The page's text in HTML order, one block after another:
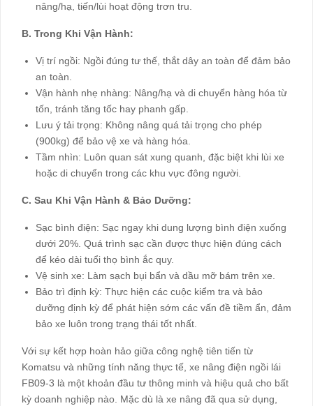
nâng/hạ, tiến/lùi hoạt động trơn tru.
B. Trong Khi Vận Hành:
Vị trí ngồi: Ngồi đúng tư thế, thắt dây an toàn để đảm bảo
an toàn.
Vận hành nhẹ nhàng: Nâng/hạ và di chuyển hàng hóa từ
tốn, tránh tăng tốc hay phanh gấp.
Lưu ý tải trọng: Không nâng quá tải trọng cho phép
(900kg) để bảo vệ xe và hàng hóa.
Tầm nhìn: Luôn quan sát xung quanh, đặc biệt khi lùi xe
hoặc di chuyển trong các khu vực đông người.
C. Sau Khi Vận Hành & Bảo Dưỡng:
Sạc bình điện: Sạc ngay khi dung lượng bình điện xuống
dưới 20%. Quá trình sạc cần được thực hiện đúng cách
để kéo dài tuổi thọ bình ắc quy.
Vệ sinh xe: Làm sạch bụi bẩn và dầu mỡ bám trên xe.
Bảo trì định kỳ: Thực hiện các cuộc kiểm tra và bảo
dưỡng định kỳ để phát hiện sớm các vấn đề tiềm ẩn, đảm
bảo xe luôn trong trạng thái tốt nhất.
Với sự kết hợp hoàn hảo giữa công nghệ tiên tiến từ
Komatsu và những tính năng thực tế, xe nâng điện ngồi lái
FB09-3 là một khoản đầu tư thông minh và hiệu quả cho bất
kỳ doanh nghiệp nào. Mặc dù là xe nâng đã qua sử dụng,